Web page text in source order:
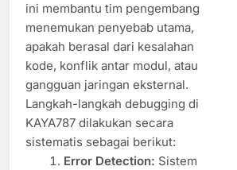
ini membantu tim pengembang
menemukan penyebab utama,
apakah berasal dari kesalahan
kode, konflik antar modul, atau
gangguan jaringan eksternal.
Langkah-langkah debugging di
KAYA787 dilakukan secara
sistematis sebagai berikut:
Error Detection: Sistem